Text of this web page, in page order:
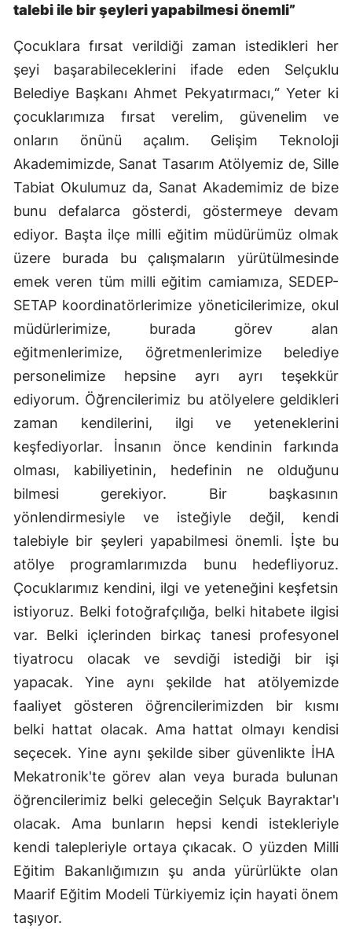
Kars
Kastamonu
Kayseri
Kırklareli
Kırşehir
Kocaeli
Kütahya
Malatya
Manisa
Kahramanmaraş
Muğla
Muş
Ordu
Rize
Sakarya
Samsun
Siirt
Sinop
Tekirdağ
Tokat
Trabzon
Tunceli
Şanlıurfa
talebi ile bir şeyleri yapabilmesi önemli”
Çocuklara fırsat verildiği zaman istedikleri her
şeyi başarabileceklerini ifade eden Selçuklu
Belediye Başkanı Ahmet Pekyatırmacı,“ Yeter ki
çocuklarımıza fırsat verelim, güvenelim ve
onların önünü açalım. Gelişim Teknoloji
Akademimizde, Sanat Tasarım Atölyemiz de, Sille
Tabiat Okulumuz da, Sanat Akademimiz de bize
bunu defalarca gösterdi, göstermeye devam
ediyor. Başta ilçe milli eğitim müdürümüz olmak
üzere burada bu çalışmaların yürütülmesinde
emek veren tüm milli eğitim camiamıza, SEDEP-
SETAP koordinatörlerimize yöneticilerimize, okul
müdürlerimize, burada görev alan
eğitmenlerimize, öğretmenlerimize belediye
personelimize hepsine ayrı ayrı teşekkür
ediyorum. Öğrencilerimiz bu atölyelere geldikleri
zaman kendilerini, ilgi ve yeteneklerini
keşfediyorlar. İnsanın önce kendinin farkında
olması, kabiliyetinin, hedefinin ne olduğunu
bilmesi gerekiyor. Bir başkasının
yönlendirmesiyle ve isteğiyle değil, kendi
talebiyle bir şeyleri yapabilmesi önemli. İşte bu
atölye programlarımızda bunu hedefliyoruz.
Çocuklarımız kendini, ilgi ve yeteneğini keşfetsin
istiyoruz. Belki fotoğrafçılığa, belki hitabete ilgisi
var. Belki içlerinden birkaç tanesi profesyonel
tiyatrocu olacak ve sevdiği istediği bir işi
yapacak. Yine aynı şekilde hat atölyemizde
faaliyet gösteren öğrencilerimizden bir kısmı
belki hattat olacak. Ama hattat olmayı kendisi
seçecek. Yine aynı şekilde siber güvenlikte İHA
Mekatronik'te görev alan veya burada bulunan
öğrencilerimiz belki geleceğin Selçuk Bayraktar'ı
olacak. Ama bunların hepsi kendi istekleriyle
kendi talepleriyle ortaya çıkacak. O yüzden Milli
Eğitim Bakanlığımızın şu anda yürürlükte olan
Maarif Eğitim Modeli Türkiyemiz için hayati önem
taşıyor.